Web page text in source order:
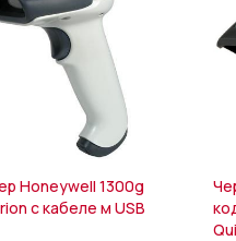
Honeywell 1300g
с кабеле м USB